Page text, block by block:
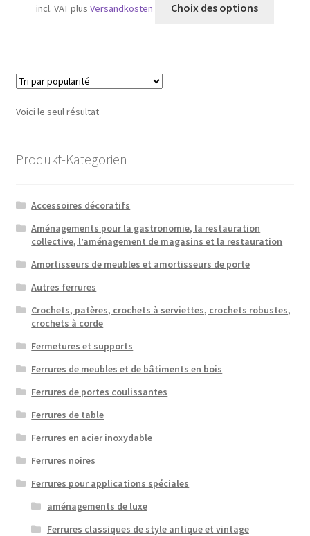
incl. VATplusVersandkosten Choix des options
produit
Voici le seul résultat
Produkt-Kategorien
Accessoires décoratifs
Aménagements pour la gastronomie, la restauration
collective, l’aménagement de magasins et la restauration
Amortisseurs de meubles et amortisseurs de porte
Autres ferrures
Crochets, patères, crochets à serviettes, crochets robustes,
crochets à corde
Fermetures et supports
Ferrures de meubles et de bâtiments en bois
Ferrures de portes coulissantes
Ferrures de table
Ferrures en acier inoxydable
Ferrures noires
Ferrures pour applications spéciales
aménagements de luxe
Ferrures classiques de style antique et vintage